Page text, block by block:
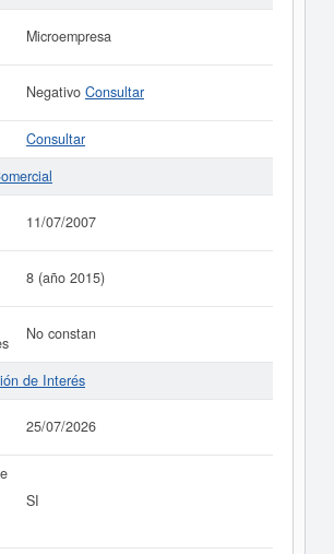
Microempresa
Negativo Consultar
Consultar
11/07/2007
8 (año 2015)
No constan
de Interés
25/07/2026
SI